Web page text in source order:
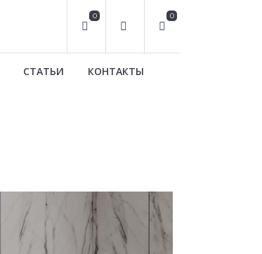
0 0
СТАТЬИ КОНТАКТЫ